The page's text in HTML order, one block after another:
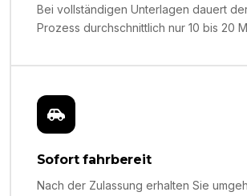
Bei vollständigen Unterlagen dauert
Prozess durchschnittlich nur 10 bis 20
Sofort fahrbereit
Nach der Zulassung erhalten Sie